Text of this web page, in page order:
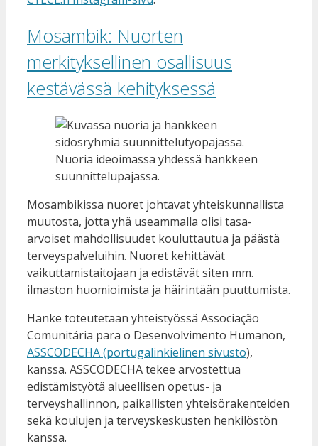
Mosambik: Nuorten
merkityksellinen osallisuus
kestävässä kehityksessä
Nuoria ideoimassa yhdessä hankkeen
suunnittelupajassa.
Mosambikissa nuoret johtavat yhteiskunnallista
muutosta, jotta yhä useammalla olisi tasa-
arvoiset mahdollisuudet kouluttautua ja päästä
terveyspalveluihin. Nuoret kehittävät
vaikuttamistaitojaan ja edistävät siten mm.
ilmaston huomioimista ja häirintään puuttumista.
Hanke toteutetaan yhteistyössä Associação
Comunitária para o Desenvolvimento Humanon,
ASSCODECHA (portugalinkielinen sivusto),
kanssa. ASSCODECHA tekee arvostettua
edistämistyötä alueellisen opetus- ja
terveyshallinnon, paikallisten yhteisörakenteiden
sekä koulujen ja terveyskeskusten henkilöstön
kanssa.